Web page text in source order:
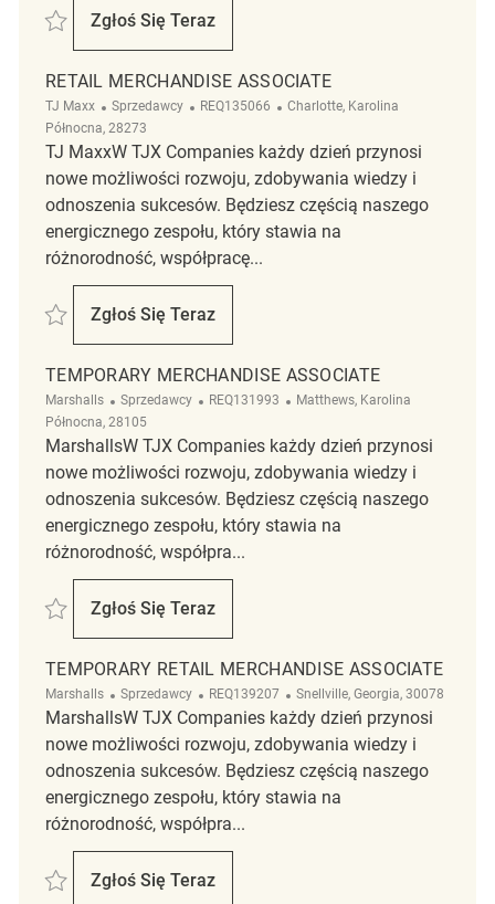
Zapisać Retail Merchandise Associate REQ136103
Zgłoś Się Teraz
Retail Merchandise Associate
RETAIL MERCHANDISE ASSOCIATE
TJ Maxx Kategoria
Sprzedawcy ReqId
REQ135066 Lokalizacja
Charlotte, Karolina
Północna, 28273
TJ MaxxW TJX Companies każdy dzień przynosi
nowe możliwości rozwoju, zdobywania wiedzy i
odnoszenia sukcesów. Będziesz częścią naszego
energicznego zespołu, który stawia na
różnorodność, współpracę...
Zapisać Retail Merchandise Associate REQ135066
Zgłoś Się Teraz
Retail Merchandise Associate
TEMPORARY MERCHANDISE ASSOCIATE
Marshalls Kategoria
Sprzedawcy ReqId
REQ131993 Lokalizacja
Matthews, Karolina
Północna, 28105
MarshallsW TJX Companies każdy dzień przynosi
nowe możliwości rozwoju, zdobywania wiedzy i
odnoszenia sukcesów. Będziesz częścią naszego
energicznego zespołu, który stawia na
różnorodność, współpra...
Zapisać Temporary Merchandise Associate REQ131993
Zgłoś Się Teraz
Temporary Merchandise Associate
TEMPORARY RETAIL MERCHANDISE ASSOCIATE
Marshalls Kategoria
Sprzedawcy ReqId
REQ139207 Lokalizacja
Snellville, Georgia, 30078
MarshallsW TJX Companies każdy dzień przynosi
nowe możliwości rozwoju, zdobywania wiedzy i
odnoszenia sukcesów. Będziesz częścią naszego
energicznego zespołu, który stawia na
różnorodność, współpra...
Zapisać Temporary Retail Merchandise Associate REQ139207
Zgłoś Się Teraz
Temporary Retail Merchandise Associate